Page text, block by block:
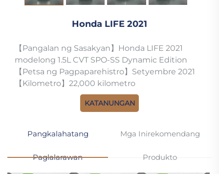
Honda LIFE 2021
【Pangalan ng Sasakyan】Honda LIFE 2021
modelong 1.5L CVT SPO-SS Dynamic Edition
【Petsa ng Pagpaparehistro】Setyembre 2021
【Kilometro】22,000 kilometro
KATANUNGAN
Pangkalahatang
Paglalarawan
Mga Inirekomendang
Produkto